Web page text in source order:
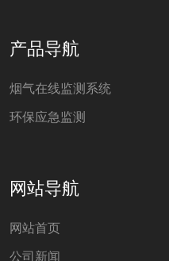
产品导航
烟气在线监测系统
环保应急监测
网站导航
网站首页
公司新闻